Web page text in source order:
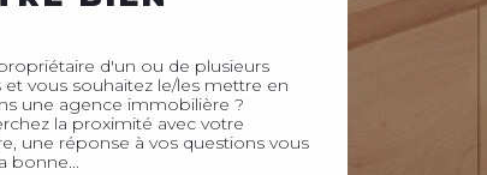
d'un ou de plusieurs
vous souhaitez le/les mettre en
une agence immobilière ?
la proximité avec votre
une réponse à vos questions vous
bonne...